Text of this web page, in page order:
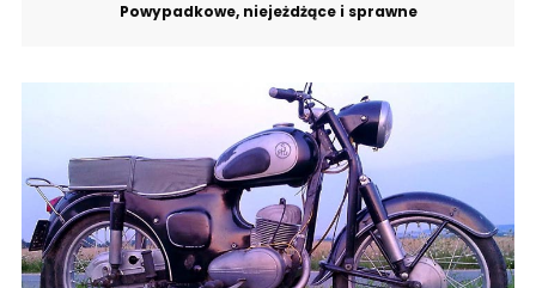
Powypadkowe, niejeżdżące i sprawne